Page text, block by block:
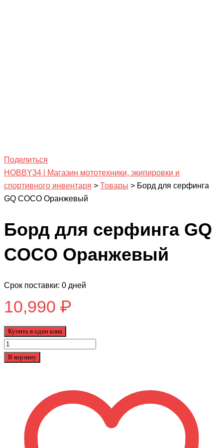
Поделиться
HOBBY34 | Магазин мототехники, экипировки и
спортивного инвентаря > Товары > Борд для серфинга
GQ COCO Оранжевый
Борд для серфинга GQ
COCO Оранжевый
Срок поставки: 0 дней
10,990 ₽
Купить в один клик
Количество
товара
COCO
Оранжевый
В корзину